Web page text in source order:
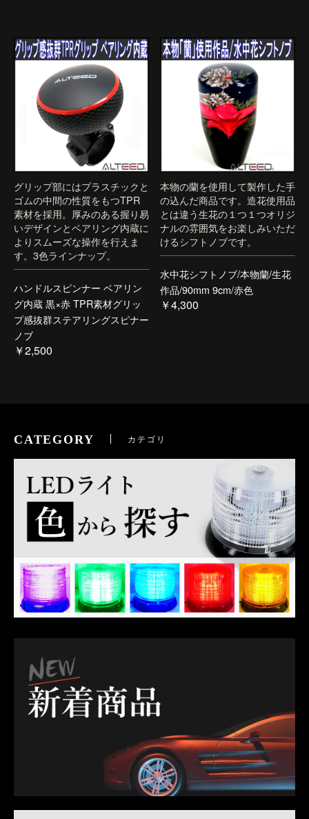
グリップ部にはプラスチックと
ゴムの中間の性質をもつTPR
素材を採用。厚みのある握り易
いデザインとベアリング内蔵に
よりスムーズな操作を行えま
す。3色ラインナップ。
ハンドルスピンナー ベアリン
グ内蔵 黒×赤 TPR素材グリッ
プ感抜群ステアリングスピナー
ノブ
￥2,500
本物の蘭を使用して製作した手
の込んだ商品です。造花使用品
とは違う生花の１つ１つオリジ
ナルの雰囲気をお楽しみいただ
けるシフトノブです。
水中花シフトノブ/本物蘭/生花
作品/90mm 9cm/赤色
￥4,300
CATEGORY カテゴリ